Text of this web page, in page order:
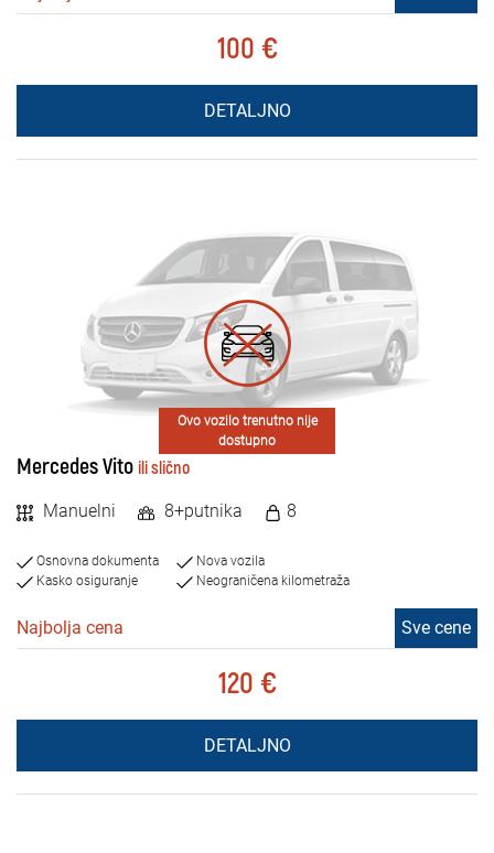
100 €
DETALJNO
Ovo vozilo trenutno nije
dostupno
Mercedes Vito ili slično
Manuelni 8+putnika 8
Osnovna dokumenta
Kasko osiguranje
Nova vozila
Neograničena kilometraža
Najbolja cena Sve cene
120 €
DETALJNO